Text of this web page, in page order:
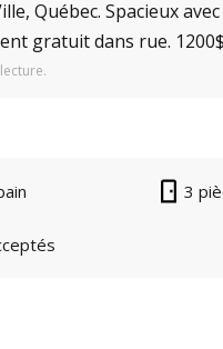
Québec. Spacieux
gratuit dans rue.
3